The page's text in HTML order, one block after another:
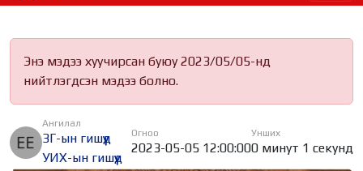
Энэ мэдээ хуучирсан буюу 2023/05/05-нд
нийтлэгдсэн мэдээ болно.
Ангилал
ЗГ-ын гишүүд
УИХ-ын гишүүд
Огноо
2023-05-05 12:00:00
Унших
0 минут 1 секунд